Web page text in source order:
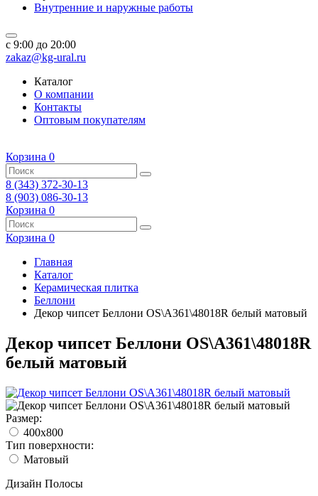
Внутренние и наружные работы
c 9:00 до 20:00
zakaz@kg-ural.ru
Каталог
О компании
Контакты
Оптовым покупателям
Корзина 0
8 (343) 372-30-13
8 (903) 086-30-13
Корзина 0
Корзина 0
Главная
Каталог
Керамическая плитка
Беллони
Декор чипсет Беллони OS\A361\48018R белый матовый
Декор чипсет Беллони OS\A361\48018R
белый матовый
Размер:
400х800
Тип поверхности:
Матовый
Дизайн Полосы